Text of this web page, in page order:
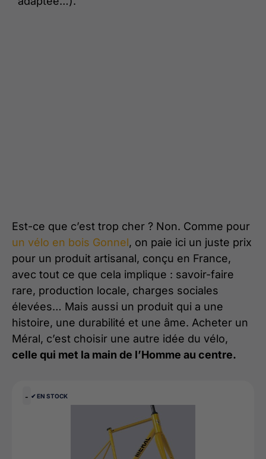
Est-ce que c’est trop cher ? Non. Comme pour
un vélo en bois Gonnel, on paie ici un juste prix
pour un produit artisanal, conçu en France,
avec tout ce que cela implique : savoir-faire
rare, production locale, charges sociales
élevées… Mais aussi un produit qui a une
histoire, une durabilité et une âme. Acheter un
Méral, c’est choisir une autre idée du vélo,
celle qui met la main de l’Homme au centre.
- ✔︎ EN STOCK